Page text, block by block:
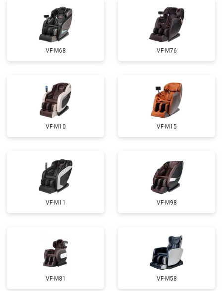
Ремонт купюроприемника от 4700 ₽ Заказать
Замена сетевого трансформатора от 4500 ₽
VF-M68 VF-M76
VF-M10 VF-M15
VF-M11 VF-M98
VF-M81 VF-M58